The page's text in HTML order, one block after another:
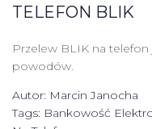
TELEFON BLIK
Przelew BLIK na
powodów.
Autor: Marcin Janocha
Tags: Bankowość